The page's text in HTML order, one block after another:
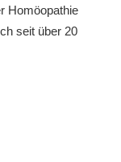
Homöopathie
seit über 20